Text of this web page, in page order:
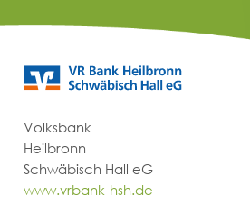
Volksbank
Heilbronn
Schwäbisch Hall eG
www.vrbank-hsh.de